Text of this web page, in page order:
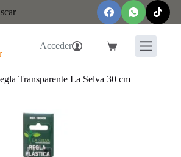
Acceder
Carro
Transparente La Selva 30 cm